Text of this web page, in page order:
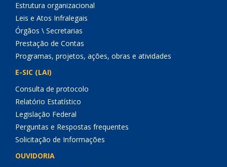
Estrutura organizacional
Leis e Atos Infralegais
Órgãos \ Secretarias
Prestação de Contas
Programas, projetos, ações, obras e atividades
E-SIC (LAI)
Consulta de protocolo
Relatório Estatístico
Legislação Federal
Perguntas e Respostas frequentes
Solicitação de Informações
OUVIDORIA